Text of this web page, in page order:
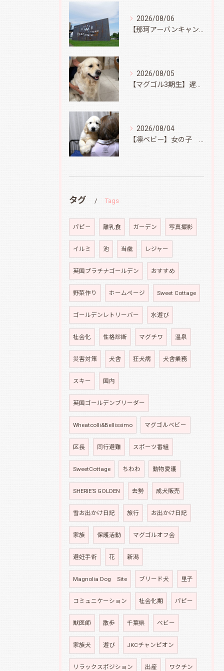
2026/08/06
2026/08/05
2026/08/04
タグ Tags
パピ－ 離乳食 ガーデン 写真撮影
イルミ 池 当歳 レジャー
英国プラチナゴールデン おすすめ
野菜作り ホームページ Sweet Cottage
ゴールデンレトリーバー 水遊び
社会化 性格診断 マグチワ 温泉
災害対策 犬舎 狂犬病 犬舎業務
スキー 国内
英国ゴールデンブリーダー
Wheatcolli&Bellissimo マグゴルベビー
区長 同行避難 スポーツ番組
SweetCottage ちわわ 動物愛護
SHERIE’S GOLDEN 去勢 成犬販売
雪お出かけ日記 旅行 お出かけ日記
家族 保護活動 マグゴルオフ会
避妊手術 花 新潟
Magnolia Dog Site ブリード犬 里子
コミュニケーション 社会化期 パピー
獣医師 散歩 千葉県 ベビー
家族犬 遊び JKCチャンピオン
リラックスポジション 出産 ワクチン